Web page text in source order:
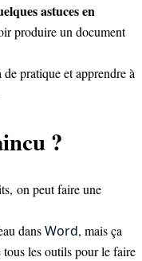
astuces en
produire un document
pratique et apprendre à
?
on peut faire une
dansWord, mais ça
tous les outils pour le faire